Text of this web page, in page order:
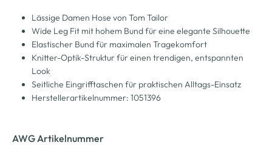
Lässige Damen Hose von Tom Tailor
Wide Leg Fit mit hohem Bund für eine elegante Silhouette
Elastischer Bund für maximalen Tragekomfort
Knitter-Optik-Struktur für einen trendigen, entspannten
Look
Seitliche Eingrifftaschen für praktischen Alltags-Einsatz
Herstellerartikelnummer: 1051396
AWG Artikelnummer